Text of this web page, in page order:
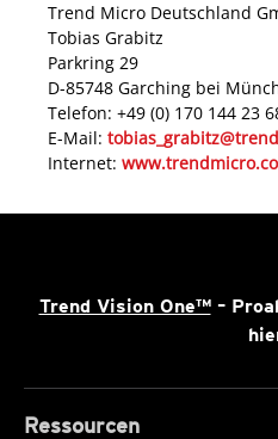
Trend Micro Deutschland
Tobias Grabitz
Parkring 29
D-85748 Garching bei
Telefon: +49 (0) 170 144 23
E-Mail:
Internet:
Trend Vision One™–
Ressourcen